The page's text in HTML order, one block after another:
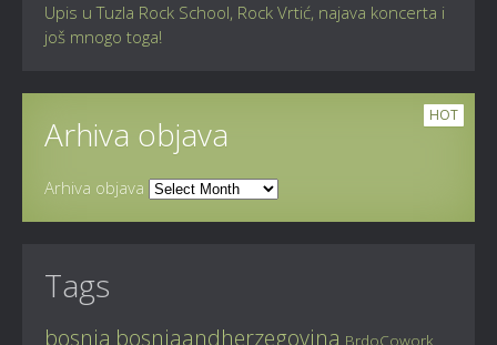
Upis u Tuzla Rock School, Rock Vrtić, najava koncerta i
još mnogo toga!
HOT
Arhiva objava
Arhiva objava
Tags
bosnia bosniaandherzegovina BrdoCowork